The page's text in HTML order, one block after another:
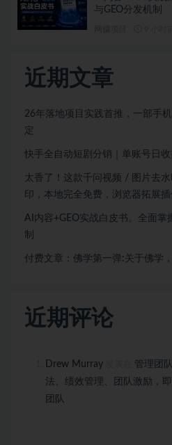
与GEO分发机制
近期文章
26年落地项目实践首推，一部手
定
快手全自动短剧分销｜单账号日
太香了！这款千问视频 / 图片去
印，本地完全免费，浏览器拓展插
AI内容+GEO实战白皮书。全面掌
制
付费文章：佛学第一弹:关于佛学
近期评论
Drew Murray
管理团
法、绩效管理、团队激励，
团队